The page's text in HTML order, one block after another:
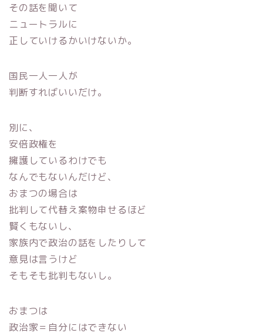
その話を聞いて
ニュートラルに
正していけるかいけないか。
国民一人一人が
判断すればいいだけ。
別に、
安倍政権を
擁護しているわけでも
なんでもないんだけど、
おまつの場合は
批判して代替え案物申せるほど
賢くもないし、
家族内で政治の話をしたりして
意見は言うけど
そもそも批判もないし。
おまつは
政治家＝自分にはできない